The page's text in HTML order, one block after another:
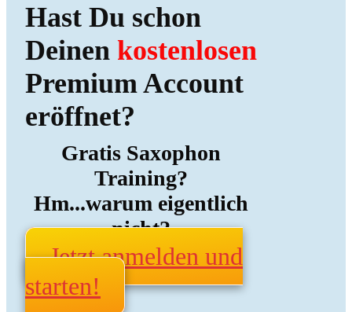
Hast Du schon
Deinen kostenlosen
Premium Account
eröffnet?
Gratis Saxophon
Training?
Hm...warum eigentlich
nicht?
Jetzt anmelden und
starten!